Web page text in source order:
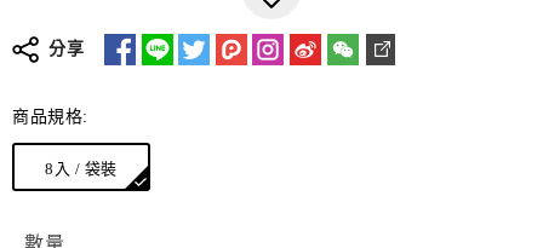
【要好眠】養身茶飲內富含黃耆、川芎和茯神，讓你安定心
神，可調整體質，使你更容易入睡，要要創新配方加有杏仁及
甘草，茶飲帶點杏仁香，甘草的回甘，讓你一覺到天明。
包裝方式 / 8入/袋裝
淨重 / 80g
保存方式 / 開封後置陰涼乾燥避光處或冷藏
沖泡方式 / 熱水300cc沖泡5分鐘即可飲用，可反覆回沖2~3
次
分享
商品規格:
8入 / 袋裝
數量